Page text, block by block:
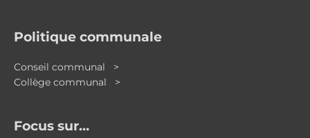
Politique communale
Conseil communal >
Collège communal >
Focus sur…